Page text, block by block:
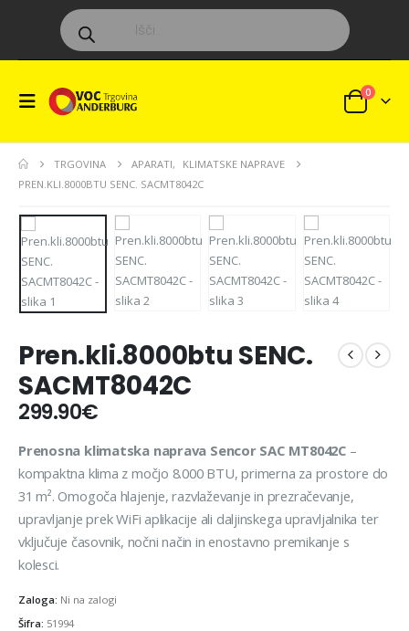
Products
search
0
TRGOVINA APARATI,
KLIMATSKE NAPRAVE
PREN.KLI.8000BTU SENC. SACMT8042C
Pren.kli.8000btu SENC.
SACMT8042C
299.90€
Prenosna klimatska naprava Sencor SAC MT8042C–
kompaktna klima z močjo 8.000 BTU, primerna za prostore do
31 m². Omogoča hlajenje, razvlaževanje in prezračevanje,
upravljanje prek WiFi aplikacije ali daljinskega upravljalnika ter
vključuje časovnik, nočni način in enostavno premikanje s
kolesci.
Zaloga: Ni na zalogi
Šifra: 51994